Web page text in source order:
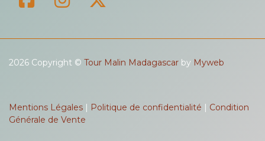
2026 Copyright © Tour Malin Madagascar by Myweb
Mentions Légales | Politique de confidentialité | Condition
Générale de Vente